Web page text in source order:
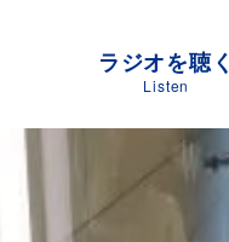
ラジオを聴く
Listen